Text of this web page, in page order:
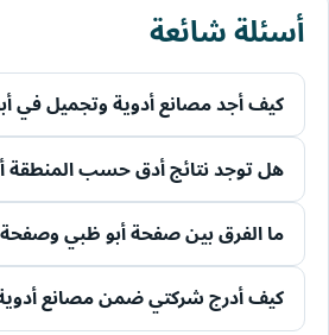
أسئلة شائعة
كيف أجد مصانع أدوية وتجميل في
هل توجد نتائج أدق حسب المنطقة
ما الفرق بين صفحة أبو ظبي
كيف أدرج شركتي ضمن مصانع